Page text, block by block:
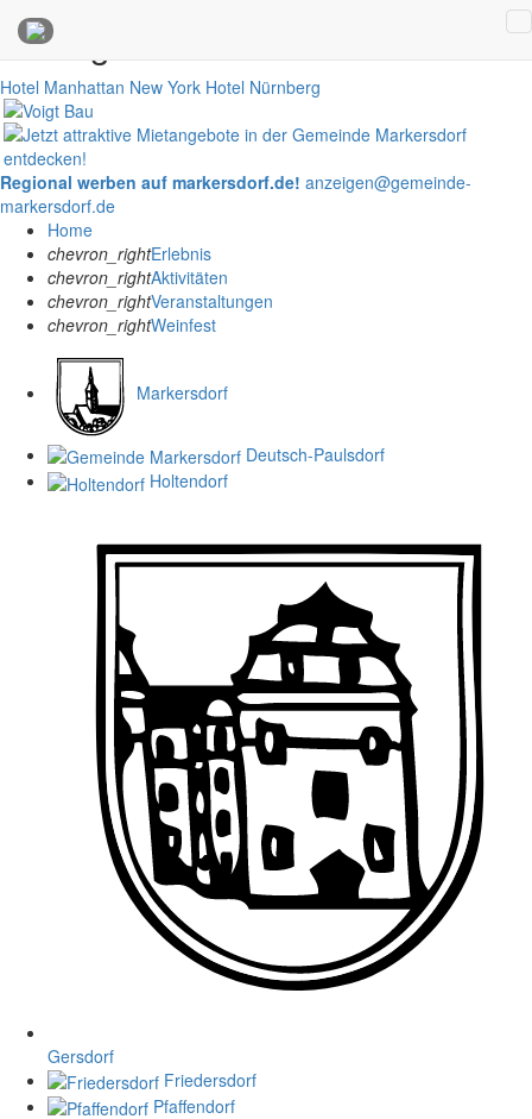
Anzeigen
Hotel Manhattan New York Hotel Nürnberg
Regional werben auf markersdorf.de! anzeigen@gemeinde-
markersdorf.de
Home
chevron_rightErlebnis
chevron_rightAktivitäten
chevron_rightVeranstaltungen
chevron_rightWeinfest
Markersdorf
Deutsch-Paulsdorf
Holtendorf
Gersdorf
Friedersdorf
Pfaffendorf